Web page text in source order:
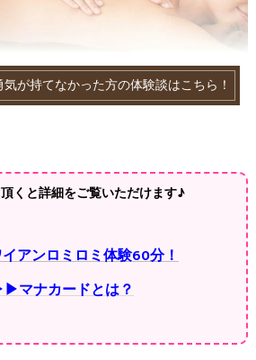
が持てなかった方の体験談はこちら！
くと詳細をご覧いただけます♪
ンロミロミ体験60分！
ナカードとは？